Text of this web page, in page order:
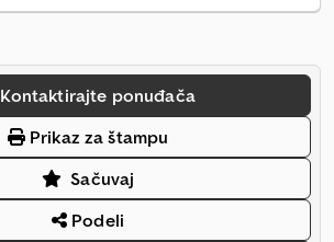
Kontaktirajte ponuđača
Prikaz za štampu
Sačuvaj
Podeli